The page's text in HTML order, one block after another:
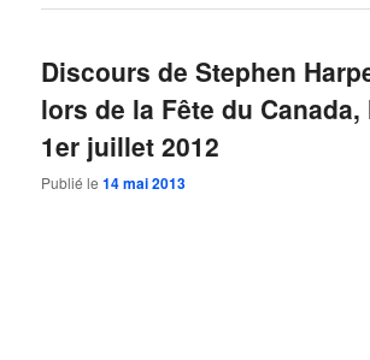
Discours de Stephen
lors de la Fête du Canada,
1er juillet 2012
Publié le14 mai 2013